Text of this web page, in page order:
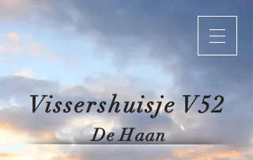
Vissershuisje V52
De Haan